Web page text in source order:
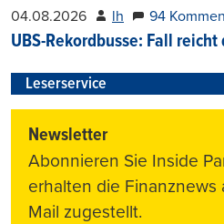
04.08.2026 lh 94
UBS-Rekordbusse: Fall
Leserservice
Newsletter
Abonnieren Sie Inside
erhalten die Finanznews
Mail zugestellt.